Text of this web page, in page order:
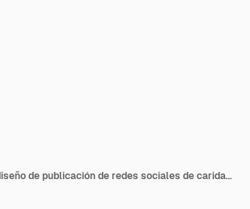
Plantilla de diseño de publicación de redes sociales de caridad de agua